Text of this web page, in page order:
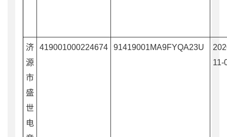
济
源
市
盛
世
电
419001000224674 91419001MA9FYQA23U
11-